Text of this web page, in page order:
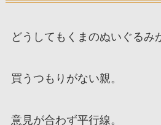
どうしてもくまのぬいぐるみ
買うつもりがない親。
意見が合わず平行線。